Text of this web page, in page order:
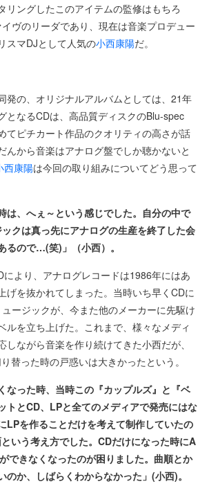
リングしたこのアイテムの監修はもちろ
ヴのリーダであり、現在は音楽プロデュー
スマDJとして人気の小西康陽だ。
発の、オリジナルアルバムとしては、21年
となるCDは、高品質ディスクのBlu-spec
てピチカート作品のクオリティの高さが話
んから音楽はアナログ盤でしか聴かないと
西康陽は今回の取り組みについてどう思って
は、へぇ～という感じでした。自分の中で
クは真っ先にアナログの生産を終了した会
るので…(笑) 」（小西）。
より、アナログレコードは1986年にはあ
げを抜かれてしまった。当時いち早くCDに
ージックが、今また他のメーカーに先駆け
ルを立ち上げた。これまで、様々なメディ
しながら音楽を作り続けてきた小西だが、
替った時の戸惑いは大きかったという。
なった時、当時この『カップルズ』と『ベ
トとCD、LPと全てのメディアで発売にはな
LPを作ることだけを考えて制作していたの
いう考え方でした。CDだけになった時にA
できなくなったのが困りました。曲順とか
のか、しばらくわからなかった」(小西)。